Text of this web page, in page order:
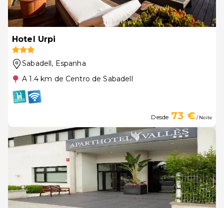
Hotel Urpi
Sabadell, Espanha
A 1.4 km de Centro de Sabadell
Desde 73 €/ Noite